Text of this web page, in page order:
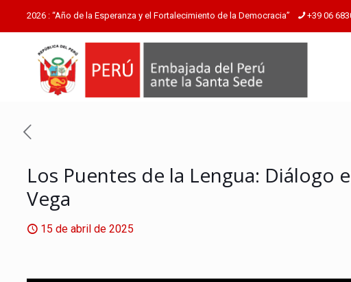
2026 : “Año de la Esperanza y el Fortalecimiento de la Democracia” +39 06
Los Puentes de la Lengua: Diálogo
Vega
15 de abril de 2025